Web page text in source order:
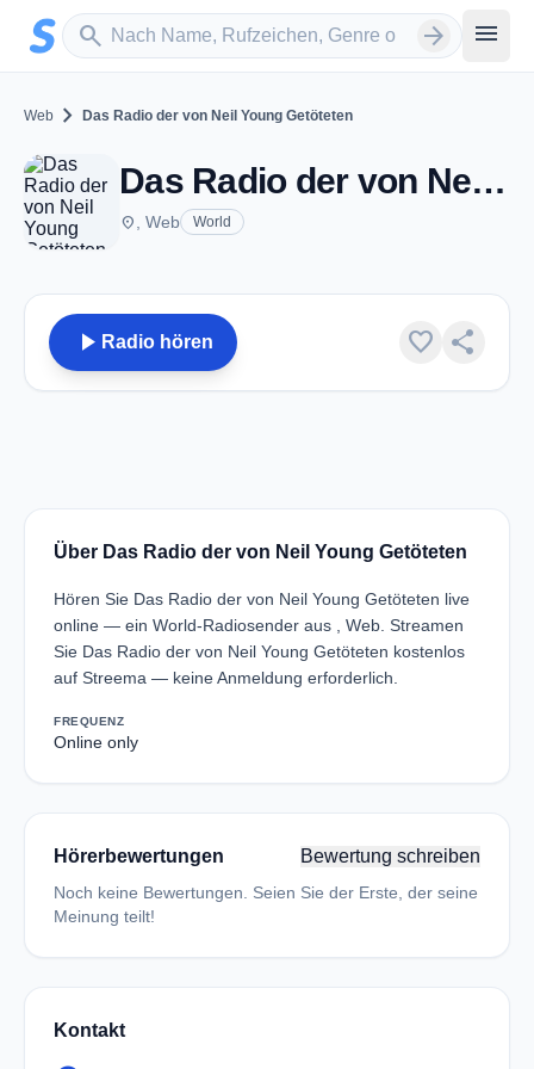
Zum Hauptinhalt springen
search
Sender suchen arrow_forward menu
Web chevron_right Das Radio der von Neil Young Getöteten
Das Radio der von Neil Young Getöteten
place , Web World
play_arrow Radio hören favorite share
Über Das Radio der von Neil Young Getöteten
Hören Sie Das Radio der von Neil Young Getöteten live
online — ein World-Radiosender aus , Web. Streamen
Sie Das Radio der von Neil Young Getöteten kostenlos
auf Streema — keine Anmeldung erforderlich.
FREQUENZ
Online only
Hörerbewertungen Bewertung schreiben
Noch keine Bewertungen. Seien Sie der Erste, der seine
Meinung teilt!
Kontakt